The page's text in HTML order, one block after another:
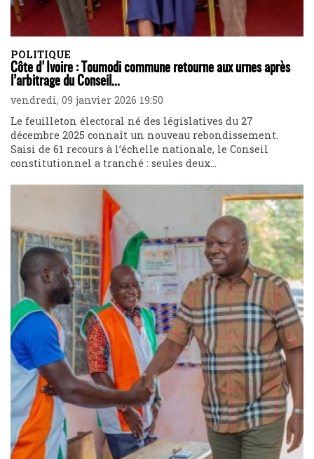
POLITIQUE
Côte d'Ivoire : Toumodi commune retourne aux urnes après
l’arbitrage du Conseil...
vendredi, 09 janvier 2026 19:50
Le feuilleton électoral né des législatives du 27
décembre 2025 connaît un nouveau rebondissement.
Saisi de 61 recours à l’échelle nationale, le Conseil
constitutionnel a tranché : seules deux...